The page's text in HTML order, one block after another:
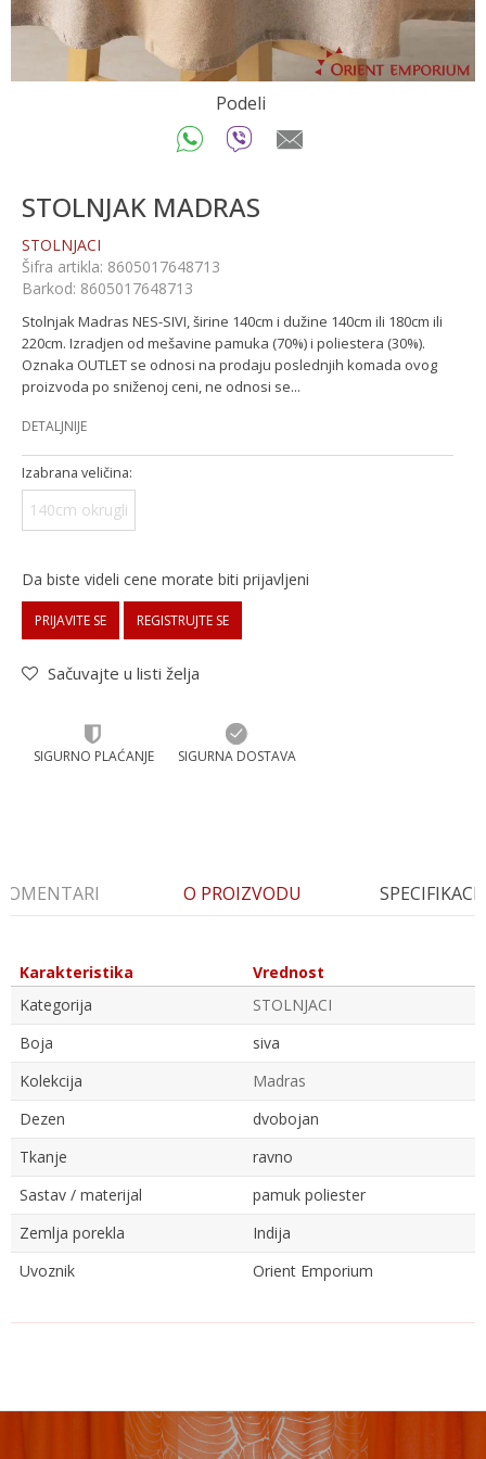
Podeli
STOLNJAK MADRAS
STOLNJACI
Šifra artikla: 8605017648713
Barkod: 8605017648713
Stolnjak Madras NES-SIVI, širine 140cm i dužine 140cm ili 180cm ili
220cm. Izradjen od mešavine pamuka (70%) i poliestera (30%).
Oznaka OUTLET se odnosi na prodaju poslednjih komada ovog
proizvoda po sniženoj ceni, ne odnosi se...
DETALJNIJE
Izabrana veličina:
140cm okrugli
Da biste videli cene morate biti prijavljeni
PRIJAVITE SE REGISTRUJTE SE
Sačuvajte u listi želja
SIGURNO PLAĆANJE SIGURNA DOSTAVA
O PROIZVODU
Karakteristika
Vrednost
Kategorija
STOLNJACI
Boja
siva
Kolekcija
Madras
Dezen
dvobojan
Tkanje
ravno
Sastav / materijal
pamuk poliester
Zemlja porekla
Indija
Uvoznik
Orient Emporium